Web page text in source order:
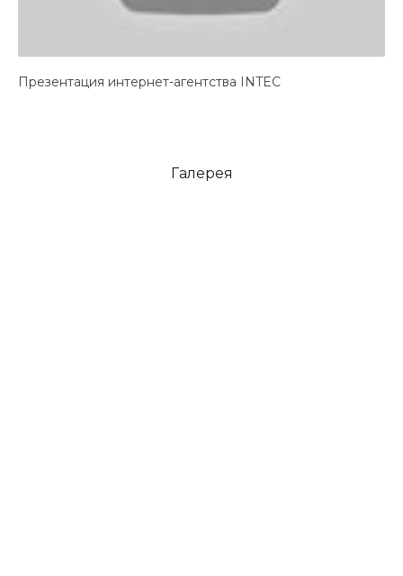
Презентация интернет-агентства INTEC
Галерея